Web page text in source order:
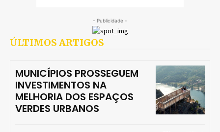
- Publicidade -
ÚLTIMOS ARTIGOS
MUNICÍPIOS PROSSEGUEM
INVESTIMENTOS NA
MELHORIA DOS ESPAÇOS
VERDES URBANOS